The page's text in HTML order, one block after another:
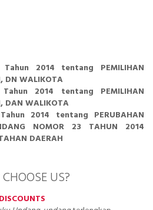
2014 tentang PEMILIHAN
DN WALIKOTA
2014 tentang PEMILIHAN
DAN WALIKOTA
2014 tentang PERUBAHAN
NOMOR 23 TAHUN 2014
DAERAH
US?